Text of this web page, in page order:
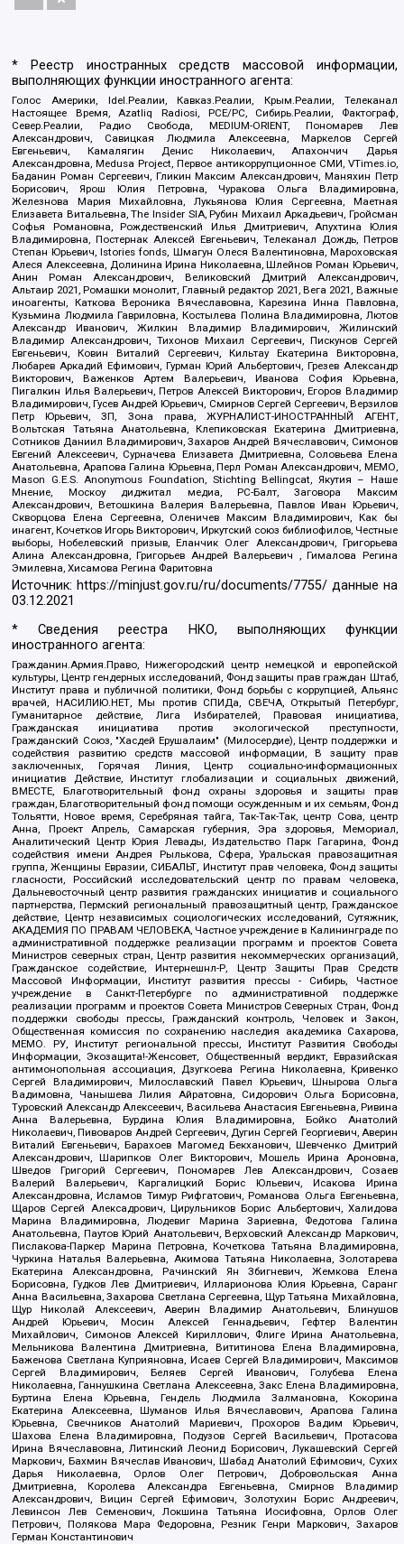
* Реестр иностранных средств массовой информации,
выполняющих функции иностранного агента:
Голос Америки, Idel.Реалии, Кавказ.Реалии, Крым.Реалии, Телеканал
Настоящее Время, Azatliq Radiosi, PCE/PC, Сибирь.Реалии, Фактограф,
Север.Реалии, Радио Свобода, MEDIUM-ORIENT, Пономарев Лев
Александрович, Савицкая Людмила Алексеевна, Маркелов Сергей
Евгеньевич, Камалягин Денис Николаевич, Апахончич Дарья
Александровна, Medusa Project, Первое антикоррупционное СМИ, VTimes.io,
Баданин Роман Сергеевич, Гликин Максим Александрович, Маняхин Петр
Борисович, Ярош Юлия Петровна, Чуракова Ольга Владимировна,
Железнова Мария Михайловна, Лукьянова Юлия Сергеевна, Маетная
Елизавета Витальевна, The Insider SIA, Рубин Михаил Аркадьевич, Гройсман
Софья Романовна, Рождественский Илья Дмитриевич, Апухтина Юлия
Владимировна, Постернак Алексей Евгеньевич, Телеканал Дождь, Петров
Степан Юрьевич, Istories fonds, Шмагун Олеся Валентиновна, Мароховская
Алеся Алексеевна, Долинина Ирина Николаевна, Шлейнов Роман Юрьевич,
Анин Роман Александрович, Великовский Дмитрий Александрович,
Альтаир 2021, Ромашки монолит, Главный редактор 2021, Вега 2021, Важные
иноагенты, Каткова Вероника Вячеславовна, Карезина Инна Павловна,
Кузьмина Людмила Гавриловна, Костылева Полина Владимировна, Лютов
Александр Иванович, Жилкин Владимир Владимирович, Жилинский
Владимир Александрович, Тихонов Михаил Сергеевич, Пискунов Сергей
Евгеньевич, Ковин Виталий Сергеевич, Кильтау Екатерина Викторовна,
Любарев Аркадий Ефимович, Гурман Юрий Альбертович, Грезев Александр
Викторович, Важенков Артем Валерьевич, Иванова София Юрьевна,
Пигалкин Илья Валерьевич, Петров Алексей Викторович, Егоров Владимир
Владимирович, Гусев Андрей Юрьевич, Смирнов Сергей Сергеевич, Верзилов
Петр Юрьевич, ЗП, Зона права, ЖУРНАЛИСТ-ИНОСТРАННЫЙ АГЕНТ,
Вольтская Татьяна Анатольевна, Клепиковская Екатерина Дмитриевна,
Сотников Даниил Владимирович, Захаров Андрей Вячеславович, Симонов
Евгений Алексеевич, Сурначева Елизавета Дмитриевна, Соловьева Елена
Анатольевна, Арапова Галина Юрьевна, Перл Роман Александрович, МЕМО,
Mason G.E.S. Anonymous Foundation, Stichting Bellingcat, Якутия – Наше
Мнение, Москоу диджитал медиа, РС-Балт, Заговора Максим
Александрович, Ветошкина Валерия Валерьевна, Павлов Иван Юрьевич,
Скворцова Елена Сергеевна, Оленичев Максим Владимирович, Как бы
инагент, Кочетков Игорь Викторович, Иркутский союз библиофилов, Честные
выборы, Нобелевский призыв, Еланчик Олег Александрович, Григорьева
Алина Александровна, Григорьев Андрей Валерьевич , Гималова Регина
Эмилевна, Хисамова Регина Фаритовна
Источник:https://minjust.gov.ru/ru/documents/7755/ данные на
03.12.2021
* Сведения реестра НКО, выполняющих функции
иностранного агента:
Гражданин.Армия.Право, Нижегородский центр немецкой и европейской
культуры, Центр гендерных исследований, Фонд защиты прав граждан Штаб,
Институт права и публичной политики, Фонд борьбы с коррупцией, Альянс
врачей, НАСИЛИЮ.НЕТ, Мы против СПИДа, СВЕЧА, Открытый Петербург,
Гуманитарное действие, Лига Избирателей, Правовая инициатива,
Гражданская инициатива против экологической преступности,
Гражданский Союз, "Хасдей Ерушалаим" (Милосердие), Центр поддержки и
содействия развитию средств массовой информации, В защиту прав
заключенных, Горячая Линия, Центр социально-информационных
инициатив Действие, Институт глобализации и социальных движений,
ВМЕСТЕ, Благотворительный фонд охраны здоровья и защиты прав
граждан, Благотворительный фонд помощи осужденным и их семьям, Фонд
Тольятти, Новое время, Серебряная тайга, Так-Так-Так, центр Сова, центр
Анна, Проект Апрель, Самарская губерния, Эра здоровья, Мемориал,
Аналитический Центр Юрия Левады, Издательство Парк Гагарина, Фонд
содействия имени Андрея Рылькова, Сфера, Уральская правозащитная
группа, Женщины Евразии, СИБАЛЬТ, Институт прав человека, Фонд защиты
гласности, Российский исследовательский центр по правам человека,
Дальневосточный центр развития гражданских инициатив и социального
партнерства, Пермский региональный правозащитный центр, Гражданское
действие, Центр независимых социологических исследований, Сутяжник,
АКАДЕМИЯ ПО ПРАВАМ ЧЕЛОВЕКА, Частное учреждение в Калининграде по
административной поддержке реализации программ и проектов Совета
Министров северных стран, Центр развития некоммерческих организаций,
Гражданское содействие, Интернешнл-Р, Центр Защиты Прав Средств
Массовой Информации, Институт развития прессы - Сибирь, Частное
учреждение в Санкт-Петербурге по административной поддержке
реализации программ и проектов Совета Министров Северных Стран, Фонд
поддержки свободы прессы, Гражданский контроль, Человек и Закон,
Общественная комиссия по сохранению наследия академика Сахарова,
МЕМО. РУ, Институт региональной прессы, Институт Развития Свободы
Информации, Экозащита!-Женсовет, Общественный вердикт, Евразийская
антимонопольная ассоциация, Дзугкоева Регина Николаевна, Кривенко
Сергей Владимирович, Милославский Павел Юрьевич, Шнырова Ольга
Вадимовна, Чанышева Лилия Айратовна, Сидорович Ольга Борисовна,
Туровский Александр Алексеевич, Васильева Анастасия Евгеньевна, Ривина
Анна Валерьевна, Бурдина Юлия Владимировна, Бойко Анатолий
Николаевич, Пивоваров Андрей Сергеевич, Дугин Сергей Георгиевич, Аверин
Виталий Евгеньевич, Барахоев Магомед Бекханович, Шевченко Дмитрий
Александрович, Шарипков Олег Викторович, Мошель Ирина Ароновна,
Шведов Григорий Сергеевич, Пономарев Лев Александрович, Созаев
Валерий Валерьевич, Каргалицкий Борис Юльевич, Исакова Ирина
Александровна, Исламов Тимур Рифгатович, Романова Ольга Евгеньевна,
Щаров Сергей Алексадрович, Цирульников Борис Альбертович, Халидова
Марина Владимировна, Людевиг Марина Зариевна, Федотова Галина
Анатольевна, Паутов Юрий Анатольевич, Верховский Александр Маркович,
Пислакова-Паркер Марина Петровна, Кочеткова Татьяна Владимировна,
Чуркина Наталья Валерьевна, Акимова Татьяна Николаевна, Золотарева
Екатерина Александровна, Рачинский Ян Збигневич, Жемкова Елена
Борисовна, Гудков Лев Дмитриевич, Илларионова Юлия Юрьевна, Саранг
Анна Васильевна, Захарова Светлана Сергеевна, Щур Татьяна Михайловна,
Щур Николай Алексеевич, Аверин Владимир Анатольевич, Блинушов
Андрей Юрьевич, Мосин Алексей Геннадьевич, Гефтер Валентин
Михайлович, Симонов Алексей Кириллович, Флиге Ирина Анатольевна,
Мельникова Валентина Дмитриевна, Вититинова Елена Владимировна,
Баженова Светлана Куприяновна, Исаев Сергей Владимирович, Максимов
Сергей Владимирович, Беляев Сергей Иванович, Голубева Елена
Николаевна, Ганнушкина Светлана Алексеевна, Закс Елена Владимировна,
Буртина Елена Юрьевна, Гендель Людмила Залмановна, Кокорина
Екатерина Алексеевна, Шуманов Илья Вячеславович, Арапова Галина
Юрьевна, Свечников Анатолий Мариевич, Прохоров Вадим Юрьевич,
Шахова Елена Владимировна, Подузов Сергей Васильевич, Протасова
Ирина Вячеславовна, Литинский Леонид Борисович, Лукашевский Сергей
Маркович, Бахмин Вячеслав Иванович, Шабад Анатолий Ефимович, Сухих
Дарья Николаевна, Орлов Олег Петрович, Добровольская Анна
Дмитриевна, Королева Александра Евгеньевна, Смирнов Владимир
Александрович, Вицин Сергей Ефимович, Золотухин Борис Андреевич,
Левинсон Лев Семенович, Локшина Татьяна Иосифовна, Орлов Олег
Петрович, Полякова Мара Федоровна, Резник Генри Маркович, Захаров
Герман Константинович